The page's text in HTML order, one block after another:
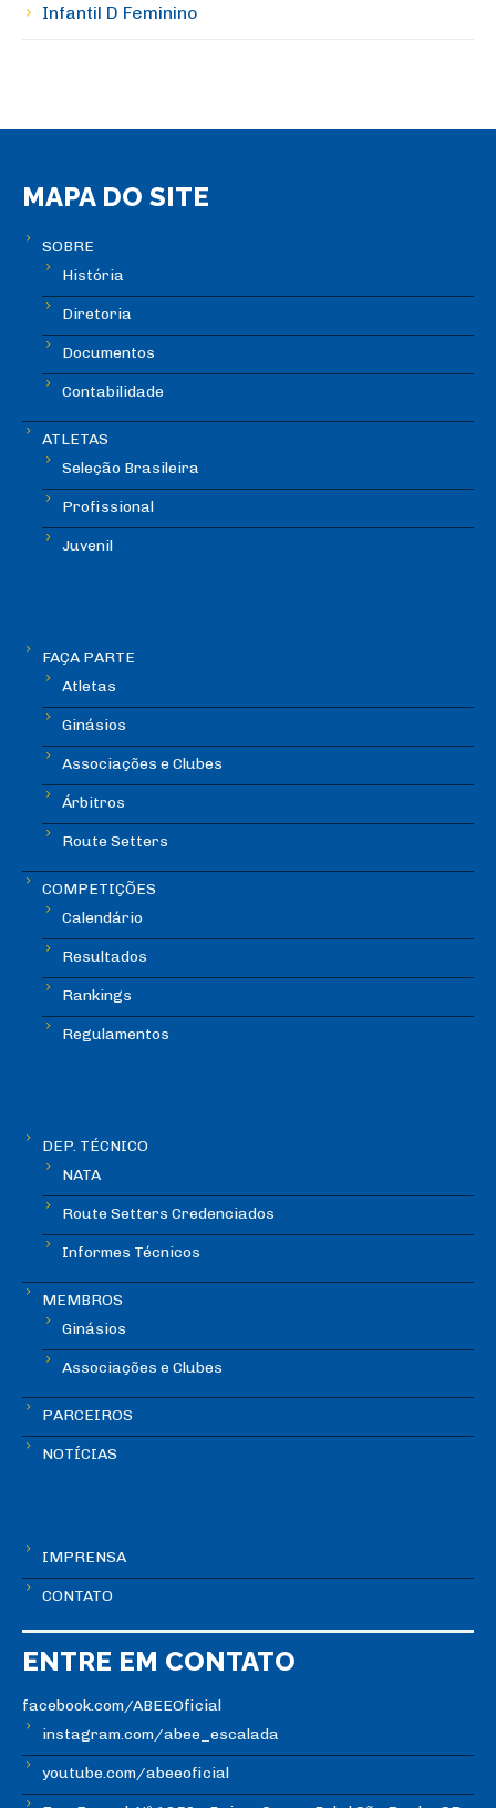
Infantil D Feminino
MAPA DO SITE
SOBRE
História
Diretoria
Documentos
Contabilidade
ATLETAS
Seleção Brasileira
Profissional
Juvenil
FAÇA PARTE
Atletas
Ginásios
Associações e Clubes
Árbitros
Route Setters
COMPETIÇÕES
Calendário
Resultados
Rankings
Regulamentos
DEP. TÉCNICO
NATA
Route Setters Credenciados
Informes Técnicos
MEMBROS
Ginásios
Associações e Clubes
PARCEIROS
NOTÍCIAS
IMPRENSA
CONTATO
ENTRE EM CONTATO
facebook.com/ABEEOficial
instagram.com/abee_escalada
youtube.com/abeeoficial